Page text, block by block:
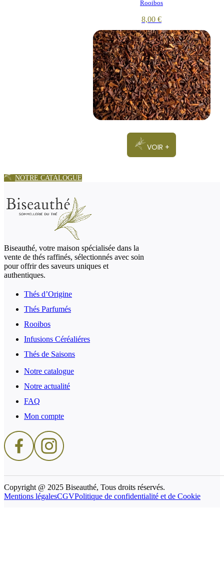
Rooibos
8,00 €
VOIR +
NOTRE CATALOGUE
Biseauthé, votre maison spécialisée dans la
vente de thés raffinés, sélectionnés avec soin
pour offrir des saveurs uniques et
authentiques.
Thés d’Origine
Thés Parfumés
Rooibos
Infusions Céréaliéres
Thés de Saisons
Notre catalogue
Notre actualité
FAQ
Mon compte
Copyright @ 2025 Biseauthé, Tous droits réservés.
Mentions légalesCGVPolitique de confidentialité et de Cookie